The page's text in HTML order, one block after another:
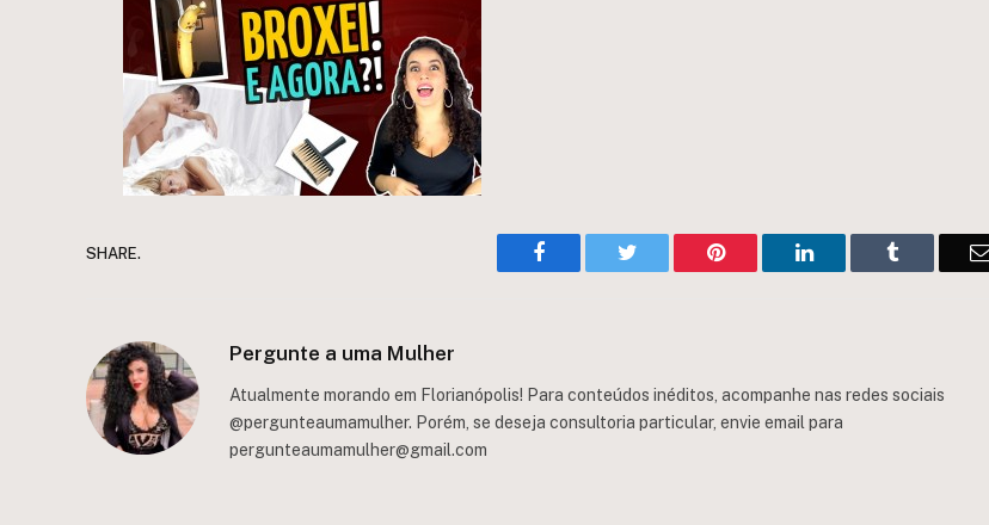
SHARE. Facebook Twitter Pinterest LinkedIn Tumblr
Pergunte a uma Mulher
Atualmente morando em Florianópolis! Para conteúdos inéditos, acompanhe nas redes sociais
@pergunteaumamulher. Porém, se deseja consultoria particular, envie email para
pergunteaumamulher@gmail.com